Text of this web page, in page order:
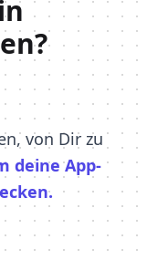
von Dir zu
deine App-